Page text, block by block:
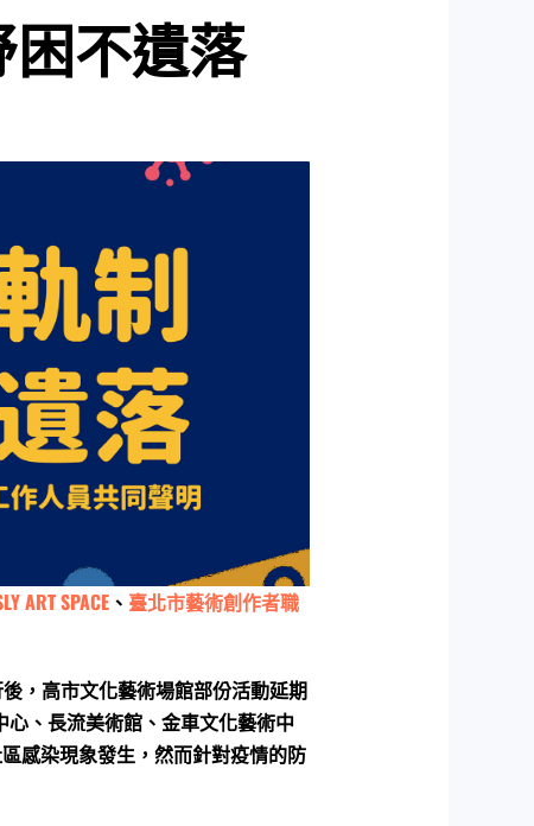
不遺落
ART SPACE、 臺北市藝術創作者職
，高市文化藝術場館部份活動延期
、長流美術館、金車文化藝術中
感染現象發生，然而針對疫情的防